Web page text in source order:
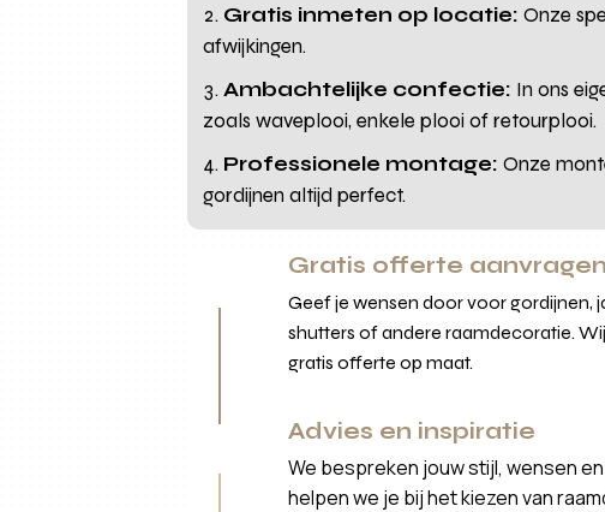
Gratis inmeten op locatie: Onze
afwijkingen.
Ambachtelijke confectie: In ons
zoals waveplooi, enkele plooi of retourplooi.
Professionele montage: Onze
gordijnen altijd perfect.
Gratis offerte aanvragen
Geef je wensen door voor gordijnen,
shutters of andere raamdecoratie.
gratis offerte op maat.
Advies en inspiratie
We bespreken jouw stijl, wensen
helpen we je bij het kiezen van